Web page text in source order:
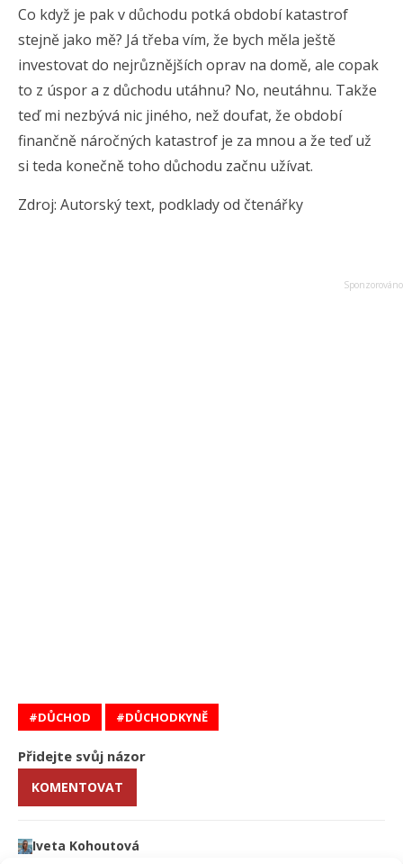
Co když je pak v důchodu potká období katastrof
stejně jako mě? Já třeba vím, že bych měla ještě
investovat do nejrůznějších oprav na domě, ale copak
to z úspor a z důchodu utáhnu? No, neutáhnu. Takže
teď mi nezbývá nic jiného, než doufat, že období
finančně náročných katastrof je za mnou a že teď už
si teda konečně toho důchodu začnu užívat.
Zdroj: Autorský text, podklady od čtenářky
DŮCHOD DŮCHODKYNĚ
Přidejte svůj názor
KOMENTOVAT
Iveta Kohoutová